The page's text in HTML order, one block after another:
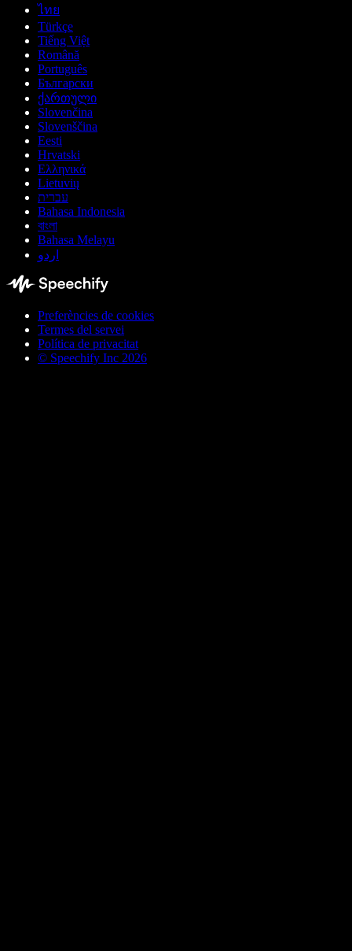
ไทย
Türkçe
Tiếng Việt
Română
Português
Български
ქართული
Slovenčina
Slovenščina
Eesti
Hrvatski
Ελληνικά
Lietuvių
עברית
Bahasa Indonesia
বাংলা
Bahasa Melayu
اردو
Preferències de cookies
Termes del servei
Política de privacitat
© Speechify Inc 2026